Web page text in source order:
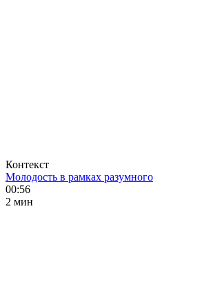
Контекст
Молодость в рамках разумного
00:56
2 мин